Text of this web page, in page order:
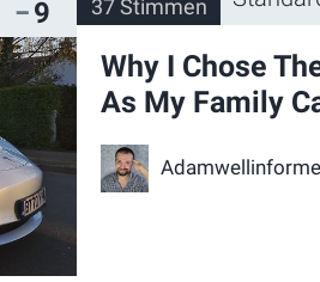
9 37 Stimmen
Why I Chose
As My Family